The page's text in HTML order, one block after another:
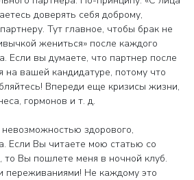
доверять себя доброму,
Тут главное, чтобы брак не
жениться» после каждого
Если вы думаете, что партнер после
на вашей кандидатуре, потому что
Впереди еще кризисы жизни,
гормонов и т. д.
здорового,
Если Вы читаете мою статью со
то Вы пошлете меня в ночной клуб.
переживаниями! Не каждому это